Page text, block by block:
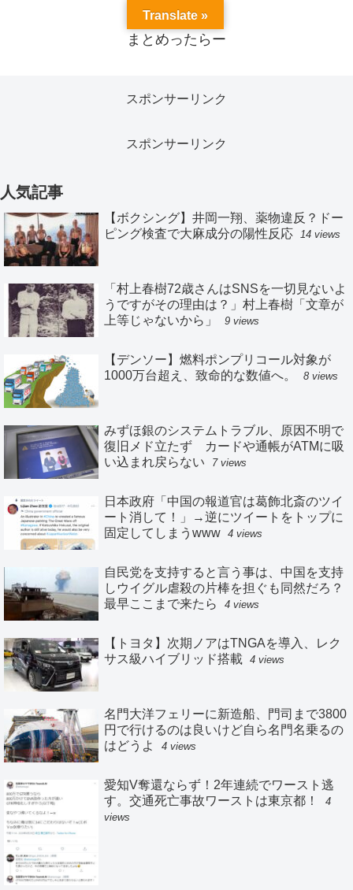
まとめったらー
スポンサーリンク
スポンサーリンク
人気記事
【ボクシング】井岡一翔、薬物違反？ドー
ピング検査で大麻成分の陽性反応
14 views
「村上春樹72歳さんはSNSを一切見ないよ
うですがその理由は？」村上春樹「文章が
上等じゃないから」
9 views
【デンソー】燃料ポンプリコール対象が
1000万台超え、致命的な数値へ。
8 views
みずほ銀のシステムトラブル、原因不明で
復旧メド立たず カードや通帳がATMに吸
い込まれ戻らない
7 views
日本政府「中国の報道官は葛飾北斎のツイ
ート消して！」→逆にツイートをトップに
固定してしまうwww 4 views
自民党を支持すると言う事は、中国を支持
しウイグル虐殺の片棒を担ぐも同然だろ？
最早ここまで来たら
4 views
【トヨタ】次期ノアはTNGAを導入、レク
サス級ハイブリッド搭載
4 views
名門大洋フェリーに新造船、門司まで3800
円で行けるのは良いけど自ら名門名乗るの
はどうよ
4 views
愛知V奪還ならず！2年連続でワースト逃
す。交通死亡事故ワーストは東京都！
4
views
Translate »